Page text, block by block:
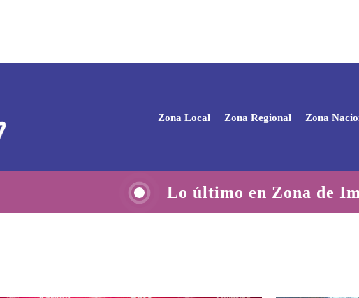
Zona Local Zona Regional Zona
Lo último en Zona de